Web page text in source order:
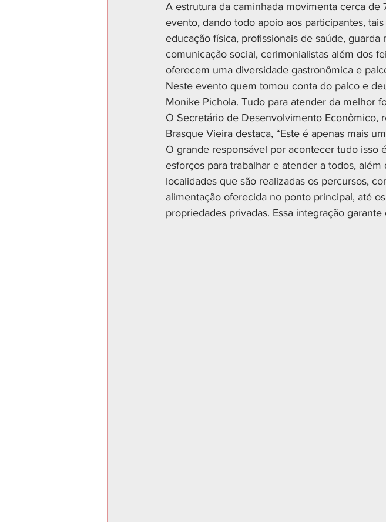
A estrutura da caminhada movimenta cerca
evento, dando todo apoio aos participantes,
educação física, profissionais de saúde,
comunicação social, cerimonialistas além dos
oferecem uma diversidade gastronômica e
Neste evento quem tomou conta do palco e
Monike Pichola. Tudo para atender da melhor
O Secretário de Desenvolvimento Econômico,
Brasque Vieira destaca, “Este é apenas mais
O grande responsável por acontecer tudo isso
esforços para trabalhar e atender a todos,
localidades que são realizadas os percursos,
alimentação oferecida no ponto principal, até
propriedades privadas. Essa integração